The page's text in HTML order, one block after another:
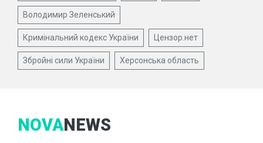
Володимир Зеленський
Кримінальний кодекс України Цензор.нет
Збройні сили України Херсонська область
NOVANEWS